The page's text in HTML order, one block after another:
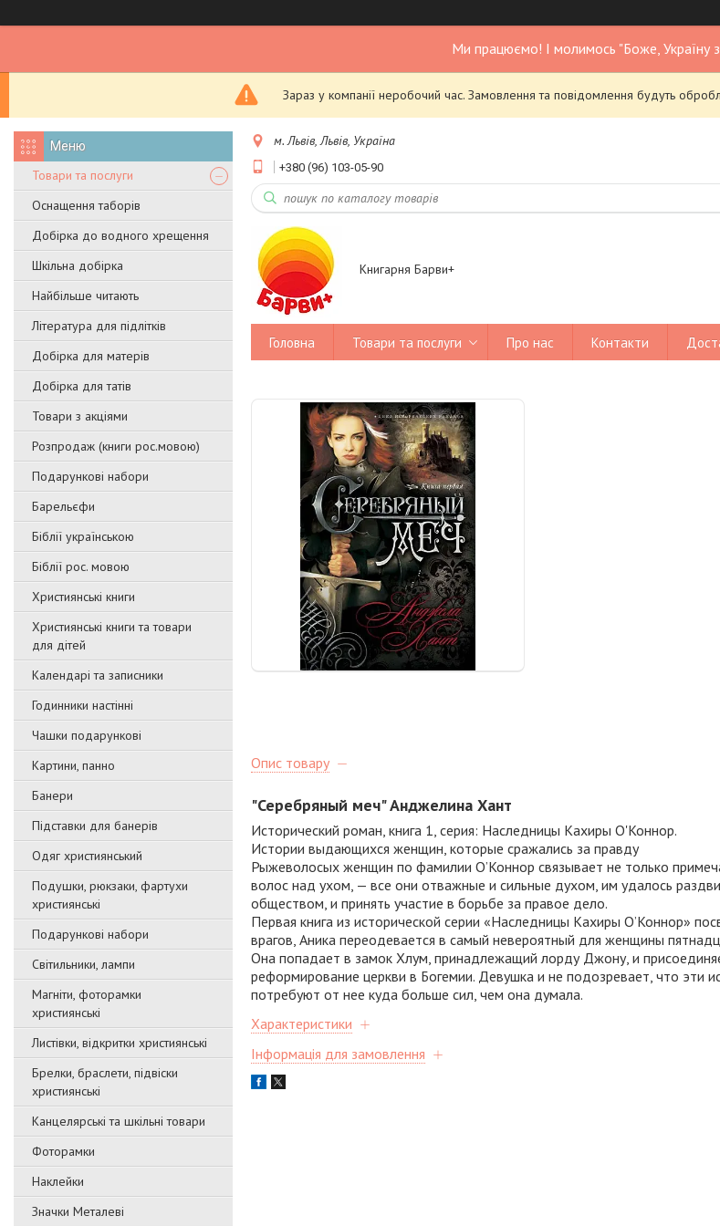
Ми працюємо! І молимось "Боже, Україну
Зараз у компанії неробочий час. Замовлення та повідомлення будуть
Товари та послуги
Оснащення таборів
Добірка до водного хрещення
Шкільна добірка
Найбільше читають
Література для підлітків
Добірка для матерів
Добірка для татів
Товари з акціями
Розпродаж (книги рос.мовою)
Подарункові набори
Барельєфи
Біблії українською
Біблії рос. мовою
Християнські книги
Християнські книги та товари
для дітей
Календарі та записники
Годинники настінні
Чашки подарункові
Картини, панно
Банери
Підставки для банерів
Одяг християнський
Подушки, рюкзаки, фартухи
християнські
Подарункові набори
Світильники, лампи
Магніти, фоторамки
християнські
Листівки, відкритки християнські
Брелки, браслети, підвіски
християнські
Канцелярські та шкільні товари
Фоторамки
Наклейки
Значки Металеві
м. Львів, Львів, Україна
+380 (96) 103-05-90
Книгарня Барви+
Головна Товари та послуги Про нас Контакти
Опис товару
"Серебряный меч" Анджелина Хант
Исторический роман, книга 1, серия: Наследницы Кахиры О'Коннор.
Истории выдающихся женщин, которые сражались за правду
Рыжеволосых женщин по фамилии О’Коннор связывает не только
волос над ухом, — все они отважные и сильные духом, им удалось
обществом, и принять участие в борьбе за правое дело.
Первая книга из исторической серии «Наследницы Кахиры О’Коннор»
врагов, Аника переодевается в самый невероятный для женщины
Она попадает в замок Хлум, принадлежащий лорду Джону, и
реформирование церкви в Богемии. Девушка и не подозревает, что эти
потребуют от нее куда больше сил, чем она думала.
Характеристики
Інформація для замовлення